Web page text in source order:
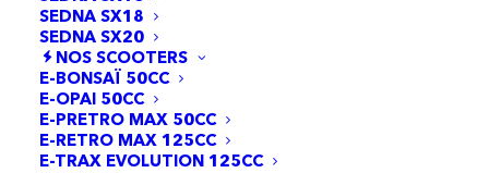
SEDNA SX18
SEDNA SX20
NOS SCOOTERS
E-BONSAÏ 50CC
E-OPAI 50CC
E-PRETRO MAX 50CC
E-RETRO MAX 125CC
E-TRAX EVOLUTION 125CC